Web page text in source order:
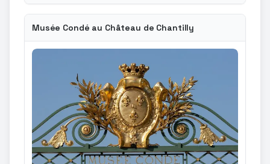
Musée Condé au Château de Chantilly